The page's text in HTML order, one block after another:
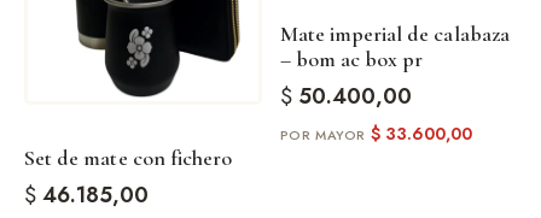
Set de mate con fichero
$46.185,00
Mate imperial de calabaza
– bom ac box pr
$50.400,00
$33.600,00